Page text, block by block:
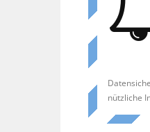
nützliche